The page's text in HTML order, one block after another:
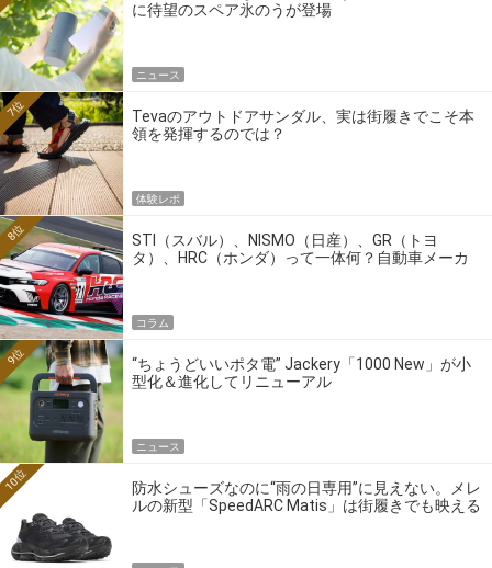
に待望のスペア氷のうが登場
ニュース
Tevaのアウトドアサンダル、実は街履きでこそ本
領を発揮するのでは？
7位
体験レポ
STI（スバル）、NISMO（日産）、GR（トヨ
タ）、HRC（ホンダ）って一体何？自動車メーカ
8位
コラム
“ちょうどいいポタ電” Jackery「1000 New」が小
型化＆進化してリニューアル
9位
ニュース
防水シューズなのに“雨の日専用”に見えない。メレ
ルの新型「SpeedARC Matis」は街履きでも映える
10位